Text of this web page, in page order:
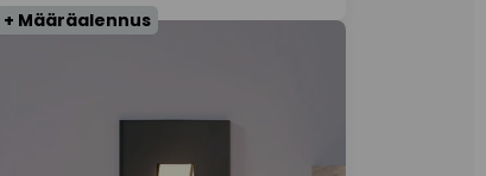
+ Määräalennus